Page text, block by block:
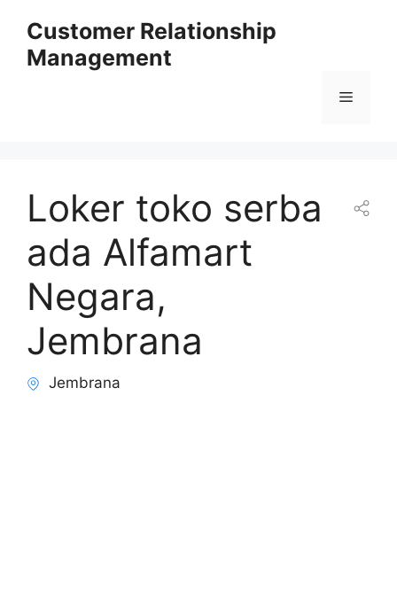
content
Customer Relationship
Management
Menu
Loker toko serba
ada Alfamart
Negara,
Jembrana
Jembrana